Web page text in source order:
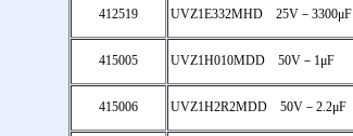
412519 UVZ1E332MHD 25V－3300μF
415005 UVZ1H010MDD 50V－1μF
415006 UVZ1H2R2MDD 50V－2.2μF